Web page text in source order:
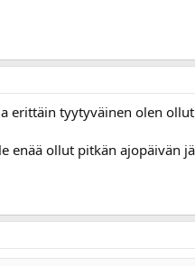
tyytyväinen olen
enää ollut pitkän ajopäivän